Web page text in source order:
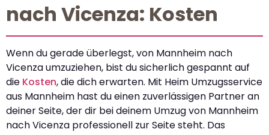
nach Vicenza: Kosten
Wenn du gerade überlegst, von Mannheim nach
Vicenza umzuziehen, bist du sicherlich gespannt auf
die Kosten, die dich erwarten. Mit Heim Umzugsservice
aus Mannheim hast du einen zuverlässigen Partner an
deiner Seite, der dir bei deinem Umzug von Mannheim
nach Vicenza professionell zur Seite steht. Das